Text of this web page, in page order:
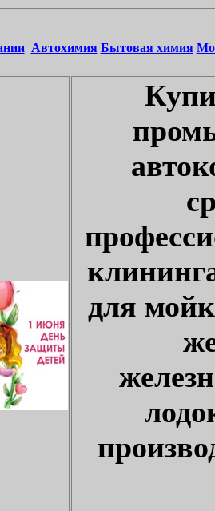
Автохимия Бытовая химия
для